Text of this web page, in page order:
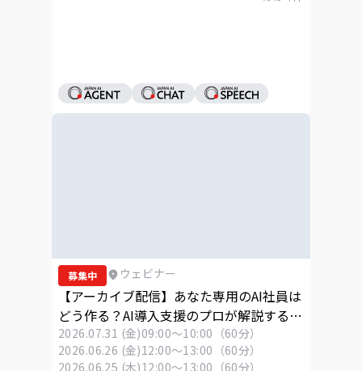
募集中 ウェビナー
【アーカイブ配信】あなた専用のAI社員は
どう作る？AI導入支援のプロが解説する
「Skills」活用ウェビナー
2026.07.31 (金)09:00～10:00（60分）
2026.06.26 (金)12:00～13:00（60分）
2026.06.25 (木)12:00～13:00（60分）